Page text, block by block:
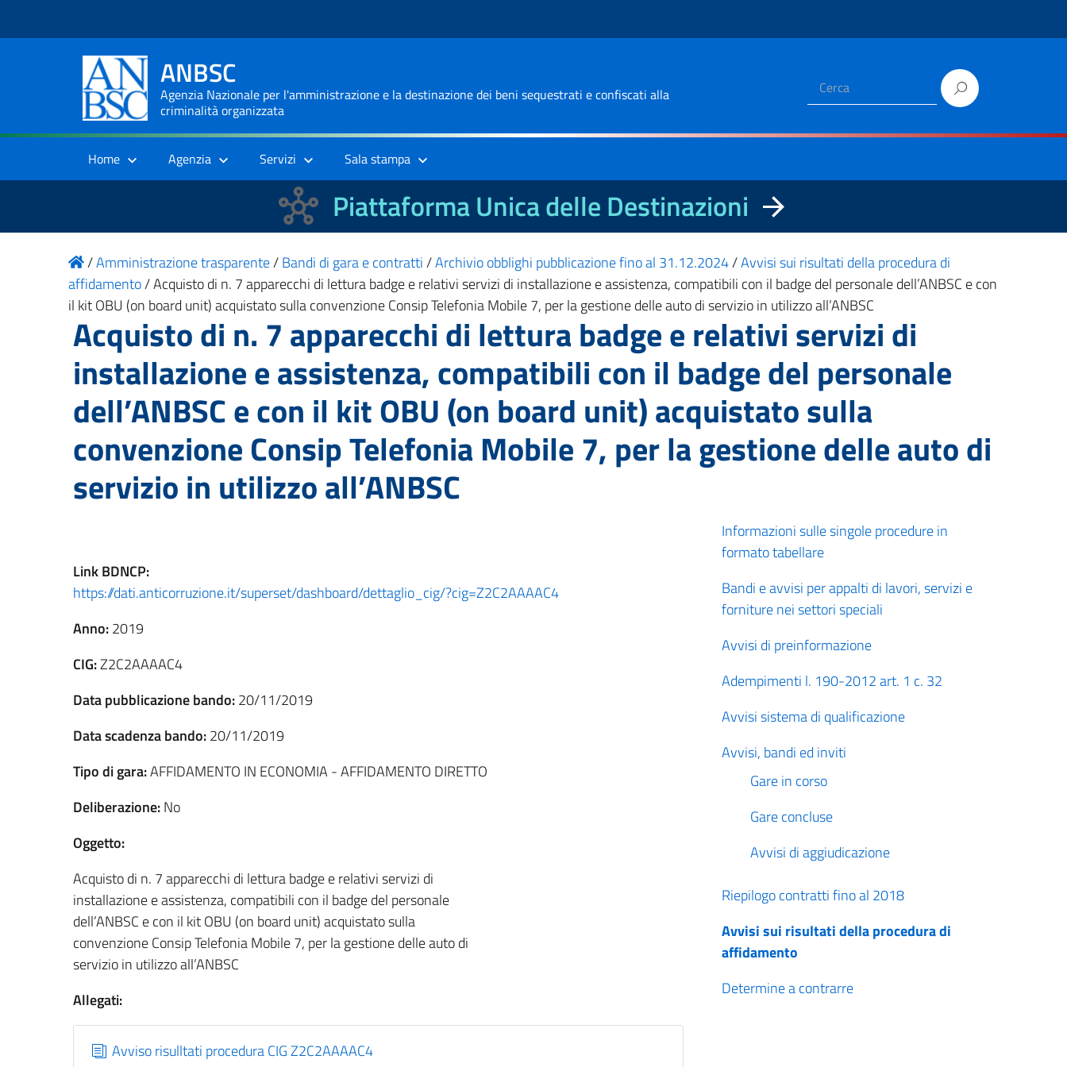
ANBSC
Agenzia Nazionale per l'amministrazione e la destinazione dei beni sequestrati e confiscati alla
criminalità organizzata
Home Agenzia Servizi Sala stampa
Piattaforma Unica delle Destinazioni
/Amministrazione trasparente/Bandi di gara e contratti/Archivio obblighi pubblicazione fino al 31.12.2024/Avvisi sui risultati della procedura di
affidamento/Acquisto di n. 7 apparecchi di lettura badge e relativi servizi di installazione e assistenza, compatibili con il badge del personale dell’ANBSC e con
il kit OBU (on board unit) acquistato sulla convenzione Consip Telefonia Mobile 7, per la gestione delle auto di servizio in utilizzo all’ANBSC
Acquisto di n. 7 apparecchi di lettura badge e relativi servizi di
installazione e assistenza, compatibili con il badge del personale
dell’ANBSC e con il kit OBU (on board unit) acquistato sulla
convenzione Consip Telefonia Mobile 7, per la gestione delle auto di
servizio in utilizzo all’ANBSC
LinkBDNCP:
https://dati.anticorruzione.it/superset/dashboard/dettaglio_cig/?cig=Z2C2AAAAC4
Anno:2019
CIG:Z2C2AAAAC4
Data pubblicazione bando:20/11/2019
Data scadenza bando:20/11/2019
Tipo di gara:AFFIDAMENTO IN ECONOMIA - AFFIDAMENTO DIRETTO
Deliberazione:No
Oggetto:
Acquisto di n. 7 apparecchi di lettura badge e relativi servizi di
installazione e assistenza, compatibili con il badge del personale
dell’ANBSC e con il kit OBU (on board unit) acquistato sulla
convenzione Consip Telefonia Mobile 7, per la gestione delle auto di
servizio in utilizzo all’ANBSC
Allegati:
Avviso risulltati procedura CIG Z2C2AAAAC4
Informazioni sulle singole procedure in
formato tabellare
Bandi e avvisi per appalti di lavori, servizi e
forniture nei settori speciali
Avvisi di preinformazione
Adempimenti l. 190-2012 art. 1 c. 32
Avvisi sistema di qualificazione
Avvisi, bandi ed inviti
Gare in corso
Gare concluse
Avvisi di aggiudicazione
Riepilogo contratti fino al 2018
Avvisi sui risultati della procedura di
affidamento
Determine a contrarre